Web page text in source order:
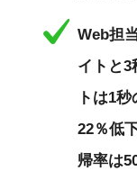
Web担
イトと3
トは1
22％低
帰率は